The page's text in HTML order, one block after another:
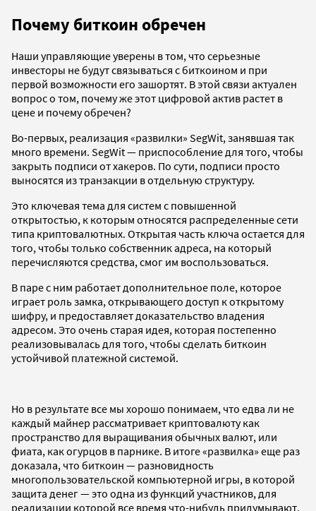
Почему биткоин обречен
Наши управляющие уверены в том, что серьезные
инвесторы не будут связываться с биткоином и при
первой возможности его зашортят. В этой связи актуален
вопрос о том, почему же этот цифровой актив растет в
цене и почему обречен?
Во-первых, реализация «развилки» SegWit, занявшая так
много времени. SegWit — приспособление для того, чтобы
закрыть подписи от хакеров. По сути, подписи просто
выносятся из транзакции в отдельную структуру.
Это ключевая тема для систем с повышенной
открытостью, к которым относятся распределенные сети
типа криптовалютных. Открытая часть ключа остается для
того, чтобы только собственник адреса, на который
перечисляются средства, смог им воспользоваться.
В паре с ним работает дополнительное поле, которое
играет роль замка, открывающего доступ к открытому
шифру, и предоставляет доказательство владения
адресом. Это очень старая идея, которая постепенно
реализовывалась для того, чтобы сделать биткоин
устойчивой платежной системой.
Но в результате все мы хорошо понимаем, что едва ли не
каждый майнер рассматривает криптовалюту как
пространство для выращивания обычных валют, или
фиата, как огурцов в парнике. В итоге «развилка» еще раз
доказала, что биткоин — разновидность
многопользовательской компьютерной игры, в которой
защита денег — это одна из функций участников, для
реализации которой все время что-нибудь придумывают,